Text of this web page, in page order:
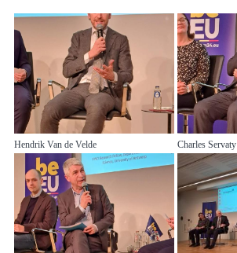
Hendrik Van de Velde Charles Servaty